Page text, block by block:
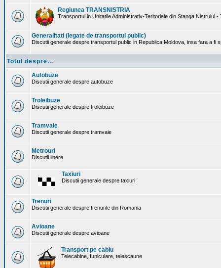
Regiunea TRANSNISTRIA
Transportul in Unitatile Administrativ-Teritoriale din Stanga Nistrului -
Generalitati (legate de transportul public)
Discutii generale despre transportul public in Republica Moldova, insa fara a fi
Totul despre...
Autobuze
Discutii generale despre autobuze
Troleibuze
Discutii generale despre troleibuze
Tramvaie
Discutii generale despre tramvaie
Metrouri
Discutii libere
Taxiuri
Discutii generale despre taxiuri
Trenuri
Discutii generale despre trenurile din Romania
Avioane
Discutii generale despre avioane
Transport pe cablu
Telecabine, funiculare, telescaune